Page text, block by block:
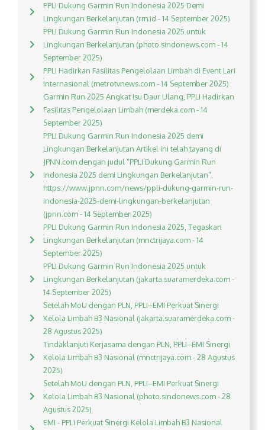
PPLI Dukung Garmin Run Indonesia 2025 Demi
Lingkungan Berkelanjutan (rm.id - 14 September 2025)
PPLI Dukung Garmin Run Indonesia 2025 untuk
Lingkungan Berkelanjutan (photo.sindonews.com - 14
September 2025)
PPLI Hadirkan Fasilitas Pengelolaan Limbah di Event Lari
Internasional (metrotvnews.com - 14 September 2025)
Garmin Run 2025 Angkat Isu Daur Ulang, PPLI Hadirkan
Fasilitas Pengelolaan Limbah (merdeka.com - 14
September 2025)
PPLI Dukung Garmin Run Indonesia 2025 demi
Lingkungan Berkelanjutan Artikel ini telah tayang di
JPNN.com dengan judul "PPLI Dukung Garmin Run
Indonesia 2025 demi Lingkungan Berkelanjutan",
https://www.jpnn.com/news/ppli-dukung-garmin-run-
indonesia-2025-demi-lingkungan-berkelanjutan
(jpnn.com - 14 September 2025)
PPLI Dukung Garmin Run Indonesia 2025, Tegaskan
Lingkungan Berkelanjutan (mnctrijaya.com - 14
September 2025)
PPLI Dukung Garmin Run Indonesia 2025 untuk
Lingkungan Berkelanjutan (jakarta.suaramerdeka.com -
14 September 2025)
Setelah MoU dengan PLN, PPLI–EMI Perkuat Sinergi
Kelola Limbah B3 Nasional (jakarta.suaramerdeka.com -
28 Agustus 2025)
Tindaklanjuti Kerjasama dengan PLN, PPLI–EMI Sinergi
Kelola Limbah B3 Nasional (mnctrijaya.com - 28 Agustus
2025)
Setelah MoU dengan PLN, PPLI–EMI Perkuat Sinergi
Kelola Limbah B3 Nasional (photo.sindonews.com - 28
Agustus 2025)
EMI - PPLI Perkuat Sinergi Kelola Limbah B3 Nasional